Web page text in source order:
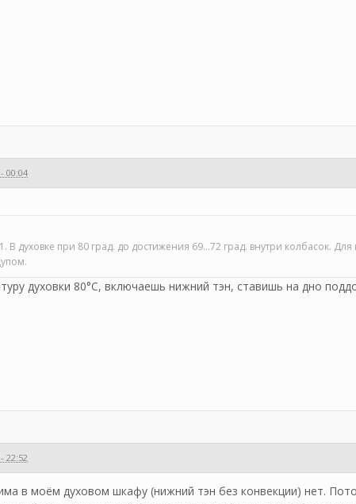
00:04
духовке при 80 град. до достижения 69…72 град. внутри колбасок.
духовки 80°С, включаешь нижний тэн, ставишь на дно
22:52
в моём духовом шкафу (нижний тэн без конвекции) нет.